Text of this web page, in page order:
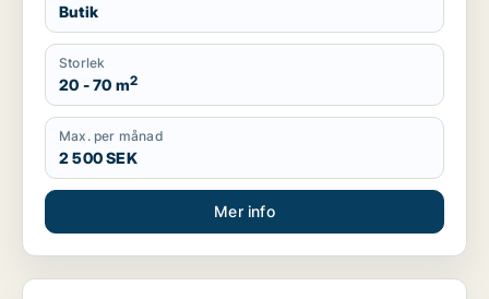
Butik
Storlek
20 - 70 m2
Max. per månad
2 500 SEK
Mer info